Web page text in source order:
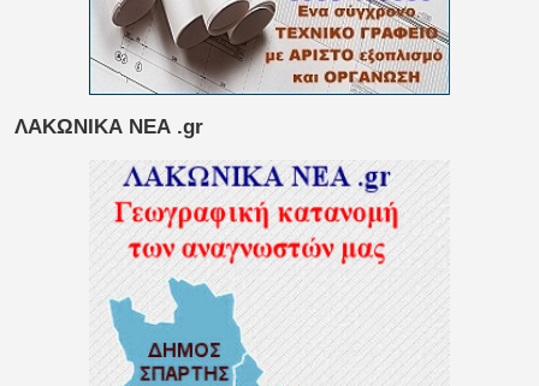
ΛΑΚΩΝΙΚΑ ΝΕΑ .gr